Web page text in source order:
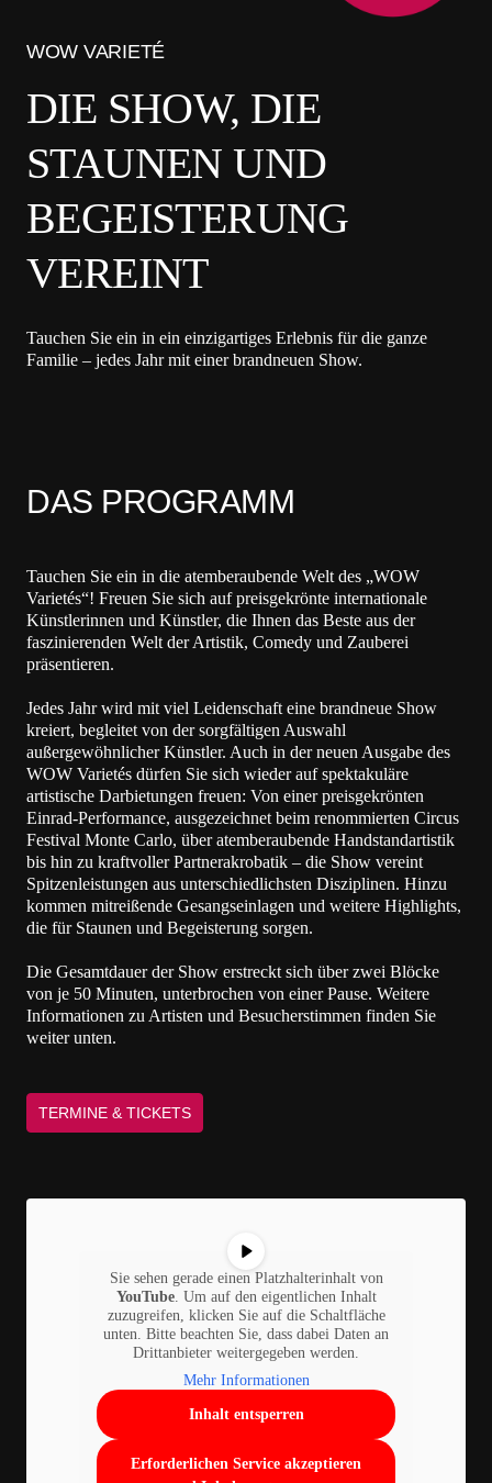
WOW VARIETÉ
DIE SHOW, DIE
STAUNEN UND
BEGEISTERUNG
VEREINT
Tauchen Sie ein in ein einzigartiges Erlebnis für die ganze
Familie – jedes Jahr mit einer brandneuen Show.
DAS PROGRAMM
Tauchen Sie ein in die atemberaubende Welt des „WOW
Varietés“! Freuen Sie sich auf preisgekrönte internationale
Künstlerinnen und Künstler, die Ihnen das Beste aus der
faszinierenden Welt der Artistik, Comedy und Zauberei
präsentieren.
Jedes Jahr wird mit viel Leidenschaft eine brandneue Show
kreiert, begleitet von der sorgfältigen Auswahl
außergewöhnlicher Künstler. Auch in der neuen Ausgabe des
WOW Varietés dürfen Sie sich wieder auf spektakuläre
artistische Darbietungen freuen: Von einer preisgekrönten
Einrad-Performance, ausgezeichnet beim renommierten Circus
Festival Monte Carlo, über atemberaubende Handstandartistik
bis hin zu kraftvoller Partnerakrobatik – die Show vereint
Spitzenleistungen aus unterschiedlichsten Disziplinen. Hinzu
kommen mitreißende Gesangseinlagen und weitere Highlights,
die für Staunen und Begeisterung sorgen.
Die Gesamtdauer der Show erstreckt sich über zwei Blöcke
von je 50 Minuten, unterbrochen von einer Pause. Weitere
Informationen zu Artisten und Besucherstimmen finden Sie
weiter unten.
TERMINE & TICKETS
Sie sehen gerade einen Platzhalterinhalt von
YouTube. Um auf den eigentlichen Inhalt
zuzugreifen, klicken Sie auf die Schaltfläche
unten. Bitte beachten Sie, dass dabei Daten an
Drittanbieter weitergegeben werden.
Mehr Informationen
Inhalt entsperren
Erforderlichen Service akzeptieren